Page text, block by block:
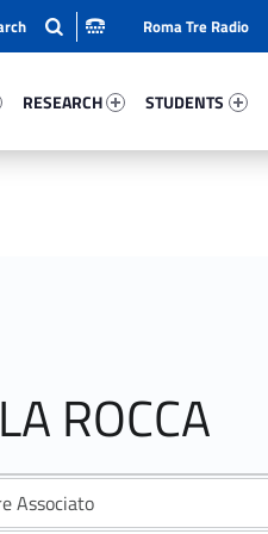
RESEARCH
STUDENTS
Roma Tre Radio
ROCCA
Associato